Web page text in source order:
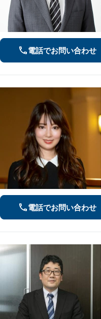
電話でお問い合わせ
電話でお問い合わせ